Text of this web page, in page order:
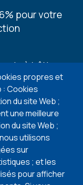
propres et
: Cookies
du site Web ;
une meilleure
du site Web ;
utilisons
sur
; et les
pour afficher
pour votre
à bâtir
de votre